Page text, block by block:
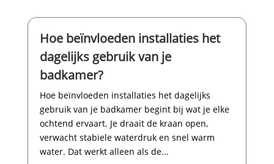
Hoe beïnvloeden installaties het
dagelijks gebruik van je
badkamer?
Hoe beïnvloeden installaties het dagelijks
gebruik van je badkamer begint bij wat je elke
ochtend ervaart.​ Je draait de kraan open,
verwacht stabiele waterdruk en snel warm
water.​ Dat werkt alleen als de...